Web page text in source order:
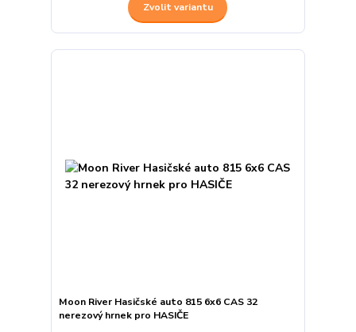
Zvolit variantu
Moon River Hasičské auto 815 6x6 CAS 32
nerezový hrnek pro HASIČE